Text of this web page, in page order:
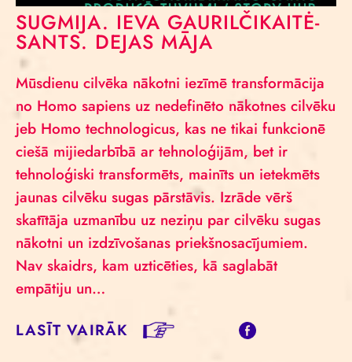
SUGMIJA. IEVA GAURILČIKAITĖ-
SANTS. DEJAS MĀJA
Mūsdienu cilvēka nākotni iezīmē transformācija
no Homo sapiens uz nedefinēto nākotnes cilvēku
jeb Homo technologicus, kas ne tikai funkcionē
ciešā mijiedarbībā ar tehnoloģijām, bet ir
tehnoloģiski transformēts, mainīts un ietekmēts
jaunas cilvēku sugas pārstāvis. Izrāde vērš
skatītāja uzmanību uz neziņu par cilvēku sugas
nākotni un izdzīvošanas priekšnosacījumiem.
Nav skaidrs, kam uzticēties, kā saglabāt
empātiju un…
LASĪT VAIRĀK